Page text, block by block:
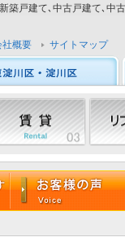
築戸建て､中古戸建て､中
社概要 サイトマップ